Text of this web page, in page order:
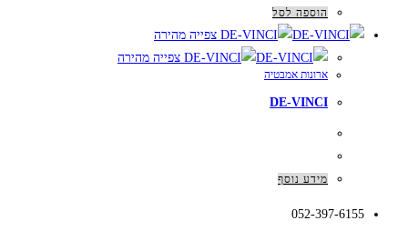
הוספה לסל
צפייה מהירה
צפייה מהירה
ארונות אמבטיה
DE-VINCI
מידע נוסף
052-397-6155